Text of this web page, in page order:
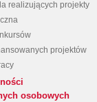
realizujących projekty
projektów
osobowych